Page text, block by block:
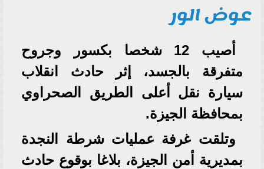
عوض الور
أصيب 12 شخصا بكسور وجروح
متفرقة بالجسد، إثر حادث انقلاب
سيارة نقل أعلى الطريق الصحراوي
بمحافظة الجيزة.
وتلقت غرفة عمليات شرطة النجدة
بمديرية أمن الجيزة، بلاغا بوقوع حادث